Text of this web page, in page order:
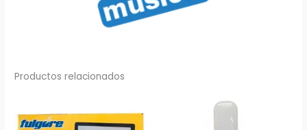
Productos relacionados